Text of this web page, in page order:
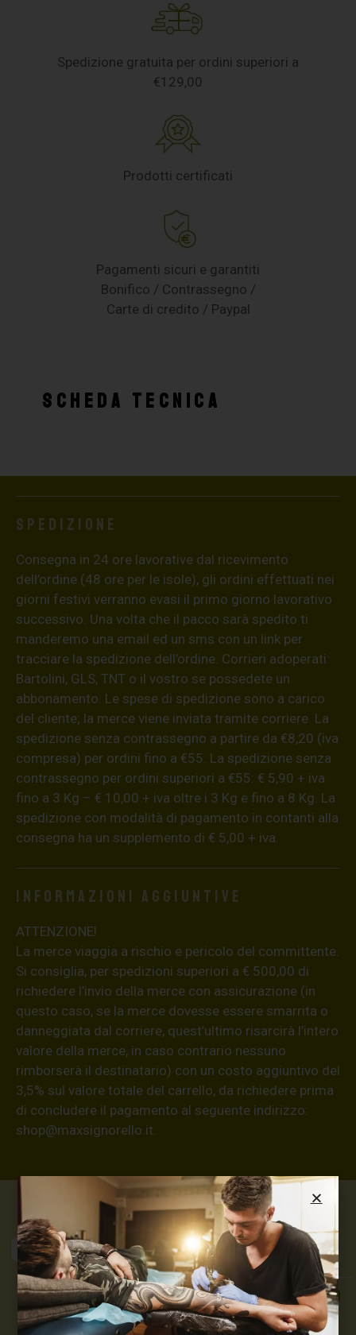
Spedizione gratuita per ordini superiori a
€129,00
Prodotti certificati
Pagamenti sicuri e garantiti
Bonifico / Contrassegno /
Carte di credito / Paypal
SCHEDA TECNICA
Spedizione
Consegna in 24 ore lavorative dal ricevimento
dell’ordine (48 ore per le isole), gli ordini effettuati nei
giorni festivi verranno evasi il primo giorno lavorativo
successivo. Una volta che il pacco sarà spedito ti
manderemo una email ed un sms con un link per
tracciare la spedizione dell’ordine. Corrieri adoperati:
Bartolini, GLS, TNT o il vostro se possedete un
abbonamento. Le spese di spedizione sono a carico
del cliente; la merce viene inviata tramite corriere. La
spedizione senza contrassegno a partire da €8,20 (iva
compresa) per ordini fino a €55. La spedizione senza
contrassegno per ordini superiori a €55: € 5,90 + iva
fino a 3 Kg – € 10,00 + iva oltre i 3 Kg e fino a 8 Kg. La
spedizione con modalità di pagamento in contanti alla
consegna ha un supplemento di € 5,00 + iva.
Informazioni aggiuntive
ATTENZIONE!
La merce viaggia a rischio e pericolo del committente.
Si consiglia, per spedizioni superiori a € 500,00 di
richiedere l’invio della merce con assicurazione (in
questo caso, se la merce dovesse essere smarrita o
danneggiata dal corriere, quest’ultimo risarcirà l’intero
valore della merce, in caso contrario nessuno
rimborserà il destinatario) con un costo aggiuntivo del
3,5% sul valore totale del carrello, da richiedere prima
di concludere il pagamento al seguente indirizzo:
shop@maxsignorello.it
Max Signorello
Tattoo Supply
TUTTO PER IL TUO
TATTOO STUDIO